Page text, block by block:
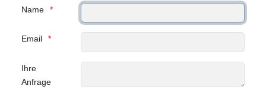
Name
Email
Ihre
Anfrage